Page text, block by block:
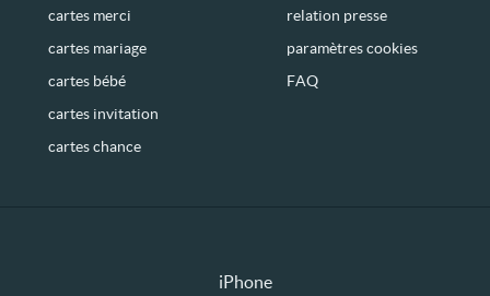
cartes merci
cartes mariage
cartes bébé
cartes invitation
cartes chance
relation presse
paramètres cookies
FAQ
iPhone